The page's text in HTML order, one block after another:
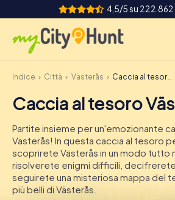
4,5/5 su 222.862
Come funziona
Città
Tour
Team Building
Biglietti
Indice Città Västerås Caccia al tesoro Västerås
Caccia al tesoro
Partite insieme per un'emozionante
Västerås! In questa caccia al tesoro
scoprirete Västerås in un modo tutto
risolverete enigmi difficili,
seguirete una misteriosa mappa del
più belli di Västerås.